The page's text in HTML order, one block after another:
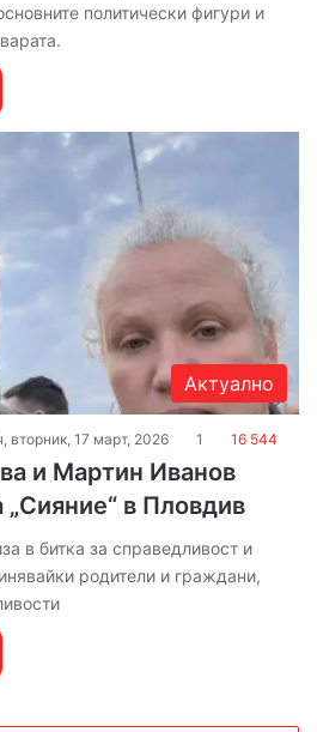
политически фигури и
Актуално
вторник, 17 март, 2026 1 16 544
и Мартин Иванов
„Сияние“ в Пловдив
в битка за справедливост и
родители и граждани,